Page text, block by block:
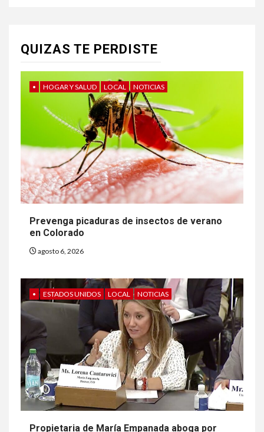
QUIZAS TE PERDISTE
• HOGAR Y SALUD LOCAL NOTICIAS
Prevenga picaduras de insectos de verano
en Colorado
agosto 6, 2026
• ESTADOS UNIDOS LOCAL NOTICIAS
Propietaria de María Empanada aboga por